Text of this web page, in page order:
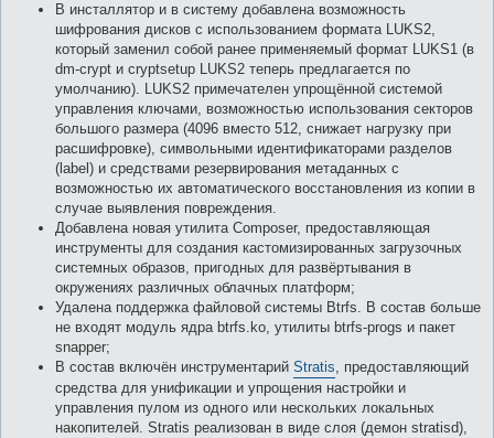
В инсталлятор и в систему добавлена возможность
шифрования дисков с использованием формата LUKS2,
который заменил собой ранее применяемый формат LUKS1 (в
dm-crypt и cryptsetup LUKS2 теперь предлагается по
умолчанию). LUKS2 примечателен упрощённой системой
управления ключами, возможностью использования секторов
большого размера (4096 вместо 512, снижает нагрузку при
расшифровке), символьными идентификаторами разделов
(label) и средствами резервирования метаданных с
возможностью их автоматического восстановления из копии в
случае выявления повреждения.
Добавлена новая утилита Composer, предоставляющая
инструменты для создания кастомизированных загрузочных
системных образов, пригодных для развёртывания в
окружениях различных облачных платформ;
Удалена поддержка файловой системы Btrfs. В состав больше
не входят модуль ядра btrfs.ko, утилиты btrfs-progs и пакет
snapper;
В состав включён инструментарий Stratis, предоставляющий
средства для унификации и упрощения настройки и
управления пулом из одного или нескольких локальных
накопителей. Stratis реализован в виде слоя (демон stratisd),